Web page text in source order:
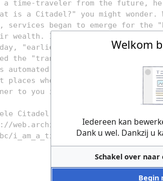
Welkom
Iedereen kan
Dank u wel. Dankzij u
Schakel over
Begin